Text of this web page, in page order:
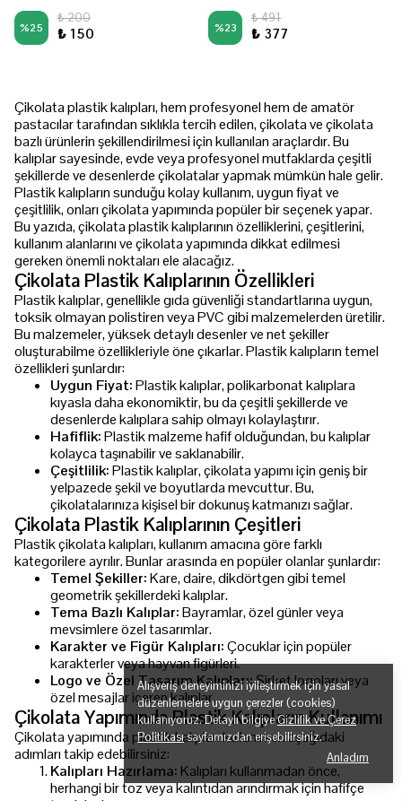
Alışveriş deneyiminizi iyileştirmek için yasal
düzenlemelere uygun çerezler (cookies)
kullanıyoruz. Detaylı bilgiyeGizlilik ve Çerez
Politikasısayfamızdan erişebilirsiniz.
Anladım
%25
₺ 200
₺ 150 %23
₺ 491
₺ 377
Çikolata plastik kalıpları, hem profesyonel hem de amatör
pastacılar tarafından sıklıkla tercih edilen, çikolata ve çikolata
bazlı ürünlerin şekillendirilmesi için kullanılan araçlardır. Bu
kalıplar sayesinde, evde veya profesyonel mutfaklarda çeşitli
şekillerde ve desenlerde çikolatalar yapmak mümkün hale gelir.
Plastik kalıpların sunduğu kolay kullanım, uygun fiyat ve
çeşitlilik, onları çikolata yapımında popüler bir seçenek yapar.
Bu yazıda, çikolata plastik kalıplarının özelliklerini, çeşitlerini,
kullanım alanlarını ve çikolata yapımında dikkat edilmesi
gereken önemli noktaları ele alacağız.
Çikolata Plastik Kalıplarının Özellikleri
Plastik kalıplar, genellikle gıda güvenliği standartlarına uygun,
toksik olmayan polistiren veya PVC gibi malzemelerden üretilir.
Bu malzemeler, yüksek detaylı desenler ve net şekiller
oluşturabilme özellikleriyle öne çıkarlar. Plastik kalıpların temel
özellikleri şunlardır:
Uygun Fiyat:Plastik kalıplar, polikarbonat kalıplara
kıyasla daha ekonomiktir, bu da çeşitli şekillerde ve
desenlerde kalıplara sahip olmayı kolaylaştırır.
Hafiflik:Plastik malzeme hafif olduğundan, bu kalıplar
kolayca taşınabilir ve saklanabilir.
Çeşitlilik:Plastik kalıplar, çikolata yapımı için geniş bir
yelpazede şekil ve boyutlarda mevcuttur. Bu,
çikolatalarınıza kişisel bir dokunuş katmanızı sağlar.
Çikolata Plastik Kalıplarının Çeşitleri
Plastik çikolata kalıpları, kullanım amacına göre farklı
kategorilere ayrılır. Bunlar arasında en popüler olanlar şunlardır:
Temel Şekiller:Kare, daire, dikdörtgen gibi temel
geometrik şekillerdeki kalıplar.
Tema Bazlı Kalıplar:Bayramlar, özel günler veya
mevsimlere özel tasarımlar.
Karakter ve Figür Kalıpları:Çocuklar için popüler
karakterler veya hayvan figürleri.
Logo ve Özel Tasarım Kalıpları:Şirket logoları veya
özel mesajlar içeren kalıplar.
Çikolata Yapımında Plastik Kalıpların Kullanımı
Çikolata yapımında plastik kalıpları kullanırken aşağıdaki
adımları takip edebilirsiniz:
Kalıpları Hazırlama: Kalıpları kullanmadan önce,
herhangi bir toz veya kalıntıdan arındırmak için hafifçe